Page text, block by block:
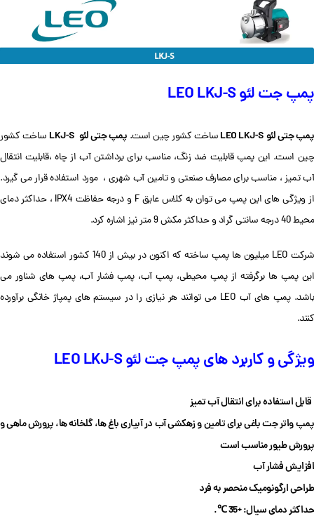
پمپ جت لئو LEO LKJ-S
پمپ جتی لئو LEO LKJ-S ساخت کشور چین است. پمپ جتی لئو LKJ-S ساخت کشور
چین است. این پمپ قابلیت ضد زنگ، مناسب برای برداشتن آب از چاه ،قابلیت انتقال
آب تمیز ، مناسب برای مصارف صنعتی و تامین آب شهری ، مورد استفاده قرار می گیرد.
از ویژگی های این پمپ می توان به کلاس عایق F و درجه حفاظت IPX4 ، حداکثر دمای
محیط 40 درجه سانتی گراد و حداکثر مکش 9 متر نیز اشاره کرد.
شرکت LEO میلیون ها پمپ ساخته که اکنون در بیش از 140 کشور استفاده می شوند
این پمپ ها برگرفته از پمپ محیطی، پمپ آب، پمپ فشار آب، پمپ های شناور می
باشد.
پمپ های آب LEO می توانند هر نیازی را در سیستم های پمپاژ خانگی برآورده
کنند.
ویژگی و کاربرد های پمپ جت لئو LEO LKJ-S
قابل استفاده برای انتقال آب تمیز
پمپ واتر جت باغی برای تامین و زهکشی آب در آبیاری باغ ها، گلخانه ها، پرورش ماهی و
پرورش طیور مناسب است
افزایش فشار آب
طراحی ارگونومیک منحصر به فرد
حداکثر دمای سیال: +35 ℃.